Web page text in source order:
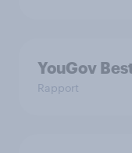
YouGov
Rapport